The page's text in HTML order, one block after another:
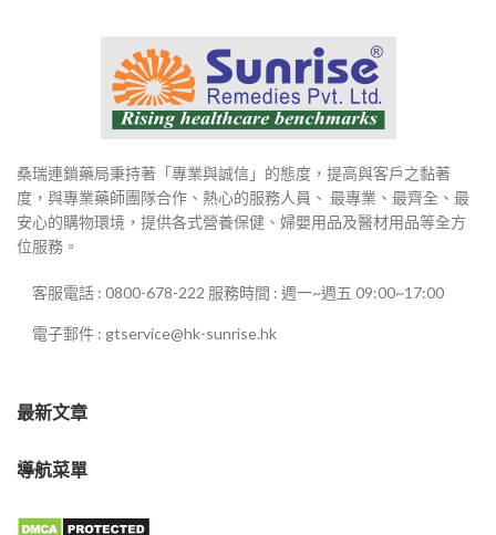
桑瑞連鎖藥局秉持著「專業與誠信」的態度，提高與客戶之黏著
度，與專業藥師團隊合作、熱心的服務人員、 最專業、最齊全、最
安心的購物環境，提供各式營養保健、婦嬰用品及醫材用品等全方
位服務。
客服電話 : 0800-678-222 服務時間 : 週一~週五 09:00~17:00
電子郵件 : gtservice@hk-sunrise.hk
最新文章
導航菜單